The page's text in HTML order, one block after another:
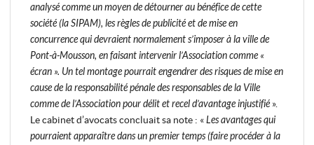
analysé comme un moyen de détourner au bénéfice de cette
société (la SIPAM), les règles de publicité et de mise en
concurrence qui devraient normalement s’imposer à la ville de
Pont-à-Mousson, en faisant intervenir l’Association comme «
écran ». Un tel montage pourrait engendrer des risques de mise en
cause de la responsabilité pénale des responsables de la Ville
comme de l’Association pour délit et recel d’avantage injustifié ».
Le cabinet d’avocats concluait sa note : «Les avantages qui
pourraient apparaître dans un premier temps (faire procéder à la